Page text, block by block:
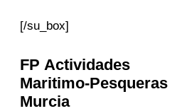
[/su_box]
FP Actividades
Maritimo-Pesqueras
Murcia